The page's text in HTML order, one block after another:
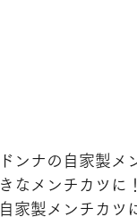
ドンナの自家製
きなメンチカツに！
自家製メンチカツ